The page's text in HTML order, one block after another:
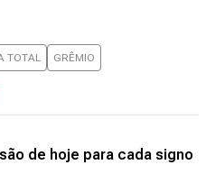
TOTAL GRÊMIO
de hoje para cada signo